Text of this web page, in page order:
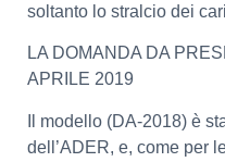
soltanto lo stralcio dei
LA DOMANDA DA
APRILE 2019
Il modello (DA-2018) è
dell’ADER, e, come per